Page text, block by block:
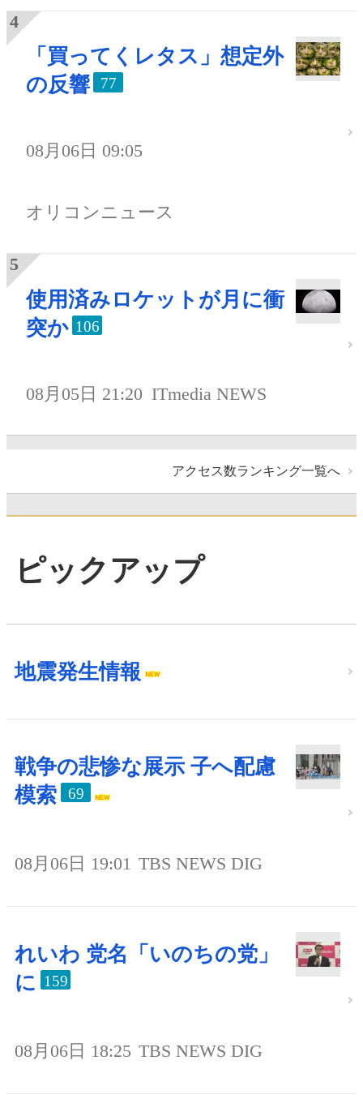
「買ってくレタス」想定外
の反響
77
08月06日 09:05
オリコンニュース
使用済みロケットが月に衝
突か 106
08月05日 21:20 ITmedia NEWS
アクセス数ランキング一覧へ
ピックアップ
地震発生情報
戦争の悲惨な展示 子へ配慮
模索
69
08月06日 19:01 TBS NEWS DIG
れいわ 党名「いのちの党」
に 159
08月06日 18:25 TBS NEWS DIG